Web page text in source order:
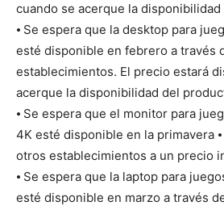
cuando se acerque la
⦁ Se espera que la desktop para
esté disponible en febrero a través
establecimientos. El precio estará
acerque la disponibilidad del
⦁ Se espera que el monitor para
4K esté disponible en la primavera
otros establecimientos a un precio
⦁ Se espera que la laptop para
esté disponible en marzo a través